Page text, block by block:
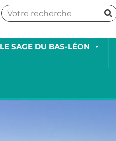
LE SAGE DU BAS-LÉON